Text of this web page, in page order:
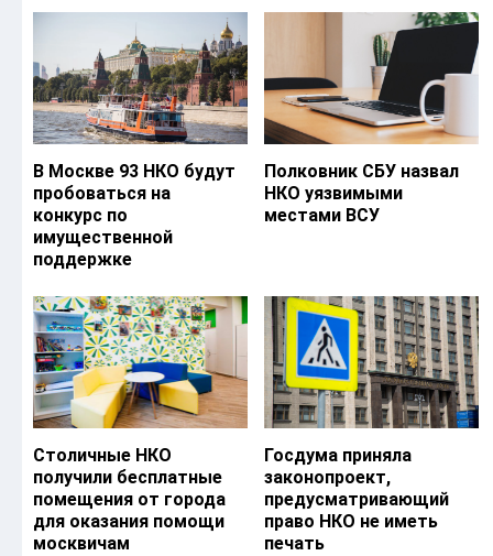
В Москве 93 НКО будут
пробоваться на
конкурс по
имущественной
поддержке
Полковник СБУ назвал
НКО уязвимыми
местами ВСУ
Столичные НКО
получили бесплатные
помещения от города
для оказания помощи
москвичам
Госдума приняла
законопроект,
предусматривающий
право НКО не иметь
печать